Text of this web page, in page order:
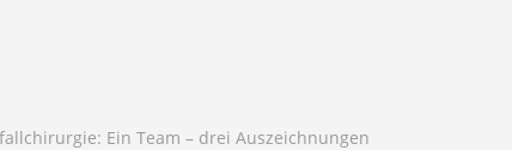
Ein Team – drei Auszeichnungen